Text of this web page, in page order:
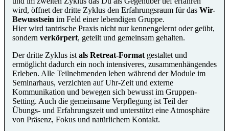
wird, öffnet der dritte Zyklus den Erfahrungsraum für das Wir-
Bewusstsein im Feld einer lebendigen Gruppe.
Hier wird tantrische Praxis nicht nur kennengelernt oder geübt,
sondern verkörpert, geteilt und gemeinsam gehalten.
Der dritte Zyklus ist als Retreat-Format gestaltet und
ermöglicht dadurch ein noch intensiveres, zusammenhängendes
Erleben. Alle Teilnehmenden leben während der Module im
Seminarhaus, verzichten auf Uhr-Zeit und externe
Kommunikation und bewegen sich bewusst im Gruppen-
Setting. Auch die gemeinsame Verpflegung ist Teil der
Übungs- und Erfahrungszeit und unterstützt eine Atmosphäre
von Präsenz, Fokus und natürlichem Kontakt.